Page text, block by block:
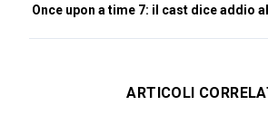
Once upon a time 7: il cast dice addio
ARTICOLI